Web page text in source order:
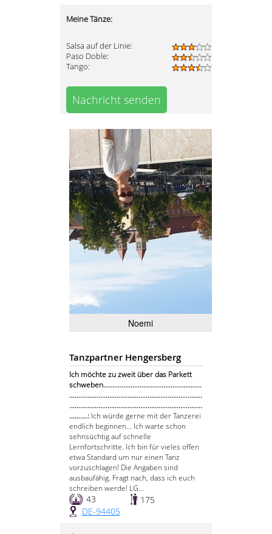
Meine Tänze:
Salsa auf der Linie:
Paso Doble:
Tango:
Nachricht senden
Noemi
Tanzpartner Hengersberg
Ich möchte zu zweit über das Parkett
schweben......................................................
.........................................................................
.........................................................................
..........: Ich würde gerne mit der Tanzerei
endlich beginnen... Ich warte schon
sehnsüchtig auf schnelle
Lernfortschritte. Ich bin für vieles offen
etwa Standard um nur einen Tanz
vorzuschlagen! Die Angaben sind
ausbaufähig. Fragt nach, dass ich euch
schreiben werde! LG...
43
175
DE-94405